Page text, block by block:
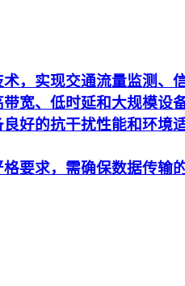
，实现交通流量监测
宽、低时延和大规模设
好的抗干扰性能和环
要求，需确保数据传